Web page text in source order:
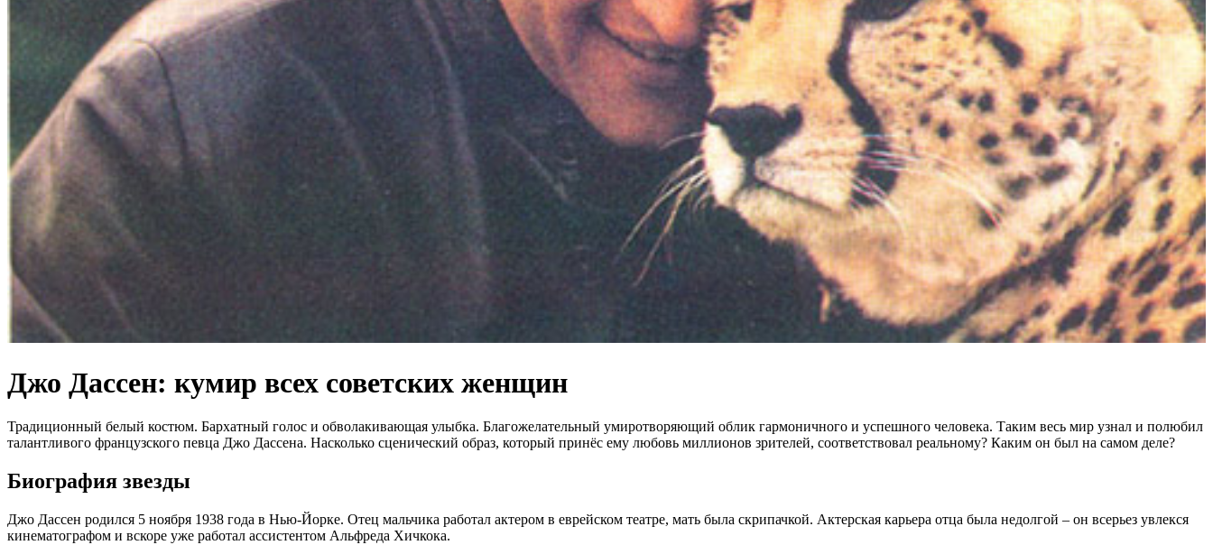
Джо Дассен: кумир всех советских женщин
Традиционный белый костюм. Бархатный голос и обволакивающая улыбка. Благожелательный умиротворяющий облик гармоничного и успешного человека. Таким весь мир узнал и полюбил
талантливого французского певца Джо Дассена. Насколько сценический образ, который принёс ему любовь миллионов зрителей, соответствовал реальному? Каким он был на самом деле?
Биография звезды
Джо Дассен родился 5 ноября 1938 года в Нью-Йорке. Отец мальчика работал актером в еврейском театре, мать была скрипачкой. Актерская карьера отца была недолгой – он всерьез увлекся
кинематографом и вскоре уже работал ассистентом Альфреда Хичкока.